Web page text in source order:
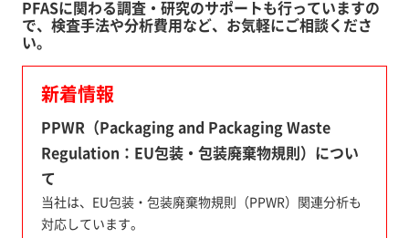
PFASに関わる調査・研究のサポートも行っていますの
で、検査手法や分析費用など、お気軽にご相談くださ
い。
新着情報
PPWR（Packaging and Packaging Waste
Regulation：EU包装・包装廃棄物規則）につい
て
当社は、EU包装・包装廃棄物規則（PPWR）関連分析も
対応しています。